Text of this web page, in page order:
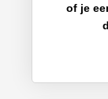
of je